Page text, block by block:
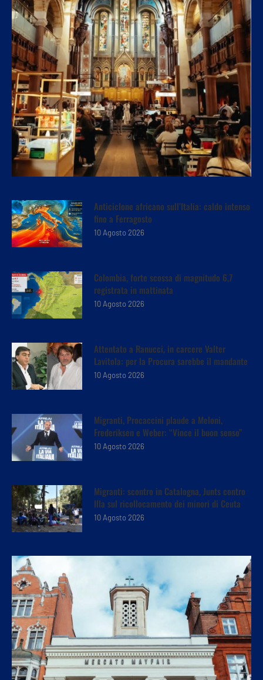
Anticiclone africano sull’Italia: caldo intenso
fino a Ferragosto
10 Agosto 2026
Colombia, forte scossa di magnitudo 6,7
registrata in mattinata
10 Agosto 2026
Attentato a Ranucci, in carcere Valter
Lavitola: per la Procura sarebbe il mandante
10 Agosto 2026
Migranti, Procaccini plaude a Meloni,
Frederiksen e Weber: “Vince il buon senso”
10 Agosto 2026
Migranti: scontro in Catalogna, Junts contro
Illa sul ricollocamento dei minori di Ceuta
10 Agosto 2026